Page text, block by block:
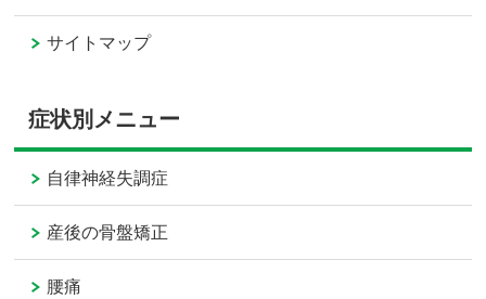
サイトマップ
症状別メニュー
自律神経失調症
産後の骨盤矯正
腰痛